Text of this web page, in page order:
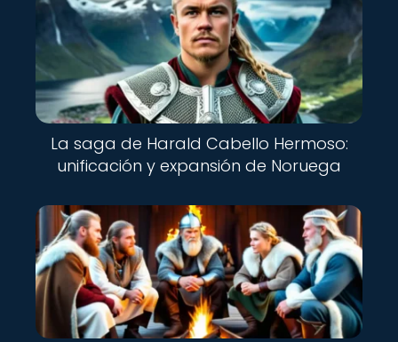
La saga de Harald Cabello Hermoso:
unificación y expansión de Noruega